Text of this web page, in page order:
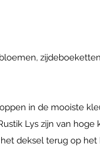
in de mooiste
Lys zijn van
deksel terug op